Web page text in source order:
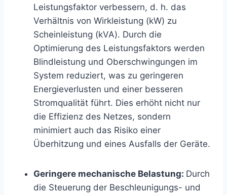
Leistungsfaktor verbessern, d. h. das
Verhältnis von Wirkleistung (kW) zu
Scheinleistung (kVA). Durch die
Optimierung des Leistungsfaktors werden
Blindleistung und Oberschwingungen im
System reduziert, was zu geringeren
Energieverlusten und einer besseren
Stromqualität führt. Dies erhöht nicht nur
die Effizienz des Netzes, sondern
minimiert auch das Risiko einer
Überhitzung und eines Ausfalls der Geräte.
Geringere mechanische Belastung: Durch
die Steuerung der Beschleunigungs- und